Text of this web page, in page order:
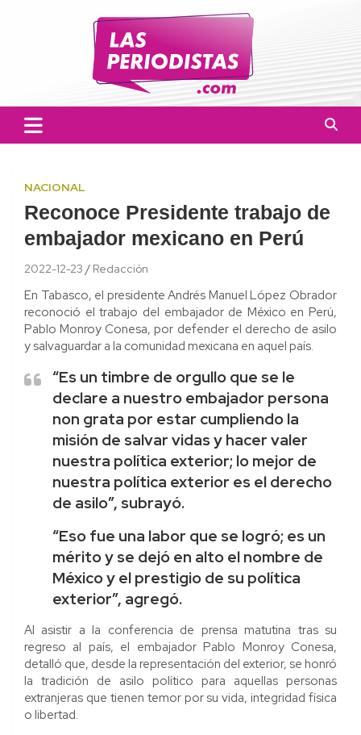
Las Periodistas
informado a la población.
NACIONAL
Reconoce Presidente trabajo de
embajador mexicano en Perú
2022-12-23 Redacción
En Tabasco, el presidente Andrés Manuel López Obrador
reconoció el trabajo del embajador de México en Perú,
Pablo Monroy Conesa, por defender el derecho de asilo
y salvaguardar a la comunidad mexicana en aquel país.
“Es un timbre de orgullo que se le
declare a nuestro embajador persona
non grata por estar cumpliendo la
misión de salvar vidas y hacer valer
nuestra política exterior; lo mejor de
nuestra política exterior es el derecho
de asilo”, subrayó.
“Eso fue una labor que se logró; es un
mérito y se dejó en alto el nombre de
México y el prestigio de su política
exterior”, agregó.
Al asistir a la conferencia de prensa matutina tras su
regreso al país, el embajador Pablo Monroy Conesa,
detalló que, desde la representación del exterior, se honró
la tradición de asilo político para aquellas personas
extranjeras que tienen temor por su vida, integridad física
o libertad.